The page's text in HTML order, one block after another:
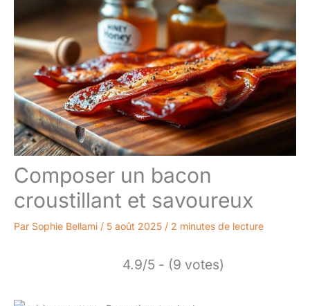
Composer un bacon
croustillant et savoureux
Par Sophie Bellami / 5 août 2025 / 2 minutes de lecture
4.9/5 - (9 votes)